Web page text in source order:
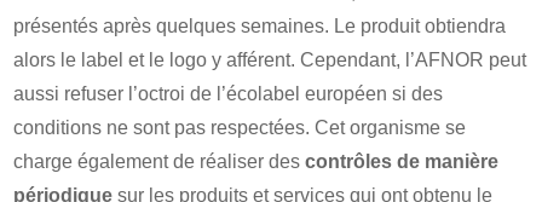
présentés après quelques semaines. Le produit obtiendra
alors le label et le logo y afférent. Cependant, l’AFNOR peut
aussi refuser l’octroi de l’écolabel européen si des
conditions ne sont pas respectées. Cet organisme se
charge également de réaliser descontrôles de manière
périodique sur les produits et services qui ont obtenu le